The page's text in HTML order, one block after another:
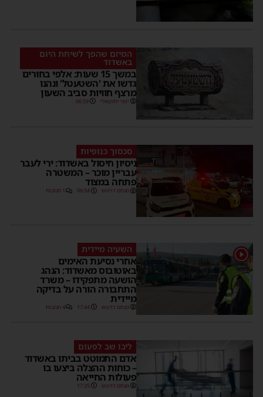
המיזם שהפך לשיחת היום
באשדוד
במשך 15 שעות: אלפי בחורים
גדשו את 'השטעטל' ונהנו
מרצף חוויות סביב השעון
יוסי יחזקאלי 06:59
סכסוך כנופיות
ניסיון חיסול באשדוד: ירי לעבר
עבריין מוכר – המשטרה
פתחה במצוד
מנחם דויטש 06:54 1 תגובות
1 השעיה מיידית
אחרי נסיעת האימים
באוטובוס מאשדוד: הנהג
הושעה מתפקידו – משרד
התחבורה הורה על בדיקה
מיידית
מנחם דויטש 17:44 4 תגובות
ליבו שב לפעום
אדם התמוטט בביתו באשדוד
– כוחות ההצלה ביצעו בו
פעולות החייאה
מנחם דויטש 17:35